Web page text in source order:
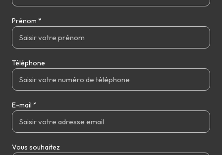
Prénom *
Téléphone
E-mail *
Vous souhaitez